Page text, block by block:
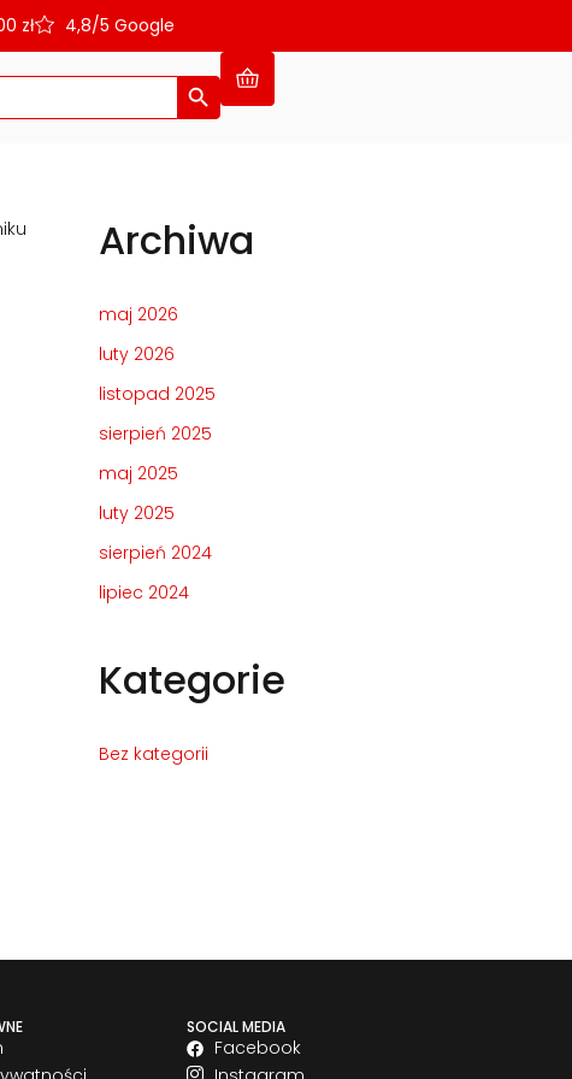
zł 4,8/5 Google
Search Button
Archiwa
maj 2026
luty 2026
listopad 2025
sierpień 2025
maj 2025
luty 2025
sierpień 2024
lipiec 2024
Kategorie
Bez kategorii
SOCIAL MEDIA
Facebook